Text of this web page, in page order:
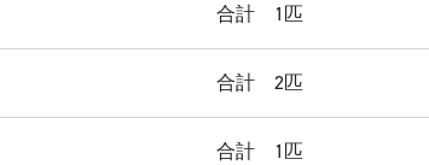
合計 1匹
合計 2匹
合計 1匹